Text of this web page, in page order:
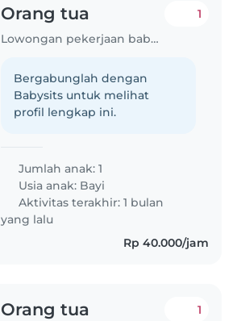
Orang tua
Lowongan pekerjaan babysitting di DI Yogyakarta
1
Bergabunglah dengan
Babysits untuk melihat
profil lengkap ini.
Jumlah anak: 1
Usia anak: Bayi
Aktivitas terakhir: 1 bulan
yang lalu
Rp 40.000/jam
Orang tua 1